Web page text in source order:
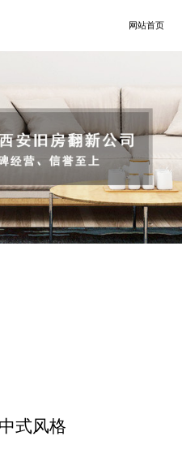
网站首页
式风格